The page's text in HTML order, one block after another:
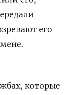
его
которые